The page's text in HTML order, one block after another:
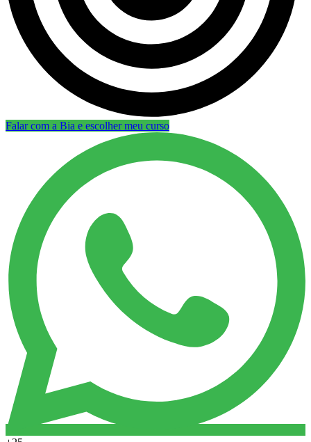
Falar com a Bia e escolher meu curso